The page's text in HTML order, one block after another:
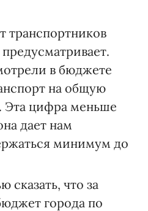
транспортников
в бюджете
на общую
Эта цифра меньше
дает нам
минимум до
сказать, что за
города по